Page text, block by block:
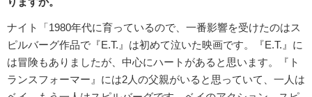
ナイト「1980年代に育っているので、一番影響を受けたのはス
ピルバーグ作品で『E.T.』は初めて泣いた映画です。『E.T.』に
は冒険もありましたが、中心にハートがあると思います。『ト
ランスフォーマー』には2人の父親がいると思っていて、一人は